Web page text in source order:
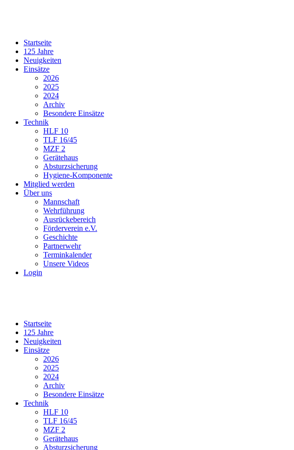
Startseite
125 Jahre
Neuigkeiten
Einsätze
2026
2025
2024
Archiv
Besondere Einsätze
Technik
HLF 10
TLF 16/45
MZF 2
Gerätehaus
Absturzsicherung
Hygiene-Komponente
Mitglied werden
Über uns
Mannschaft
Wehrführung
Ausrückebereich
Förderverein e.V.
Geschichte
Partnerwehr
Terminkalender
Unsere Videos
Login
Startseite
125 Jahre
Neuigkeiten
Einsätze
2026
2025
2024
Archiv
Besondere Einsätze
Technik
HLF 10
TLF 16/45
MZF 2
Gerätehaus
Absturzsicherung